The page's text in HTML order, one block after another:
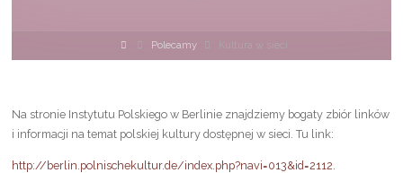
Strona
główna
Polecamy Kultura w sieci
Na stronie Instytutu Polskiego w Berlinie znajdziemy bogaty zbiór linków
i informacji na temat polskiej kultury dostępnej w sieci. Tu link:
http://berlin.polnischekultur.de/index.php?navi=013&id=2112.